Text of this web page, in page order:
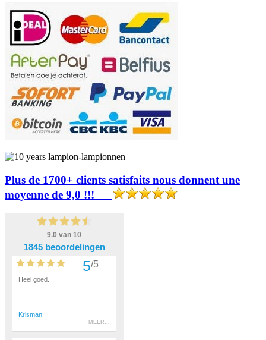
Plus de 1700+ clients satisfaits nous donnent une
moyenne de 9,0 !!!